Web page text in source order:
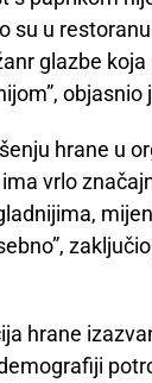
su u
glazbe
objasnio
hrane u
vrlo
hrane